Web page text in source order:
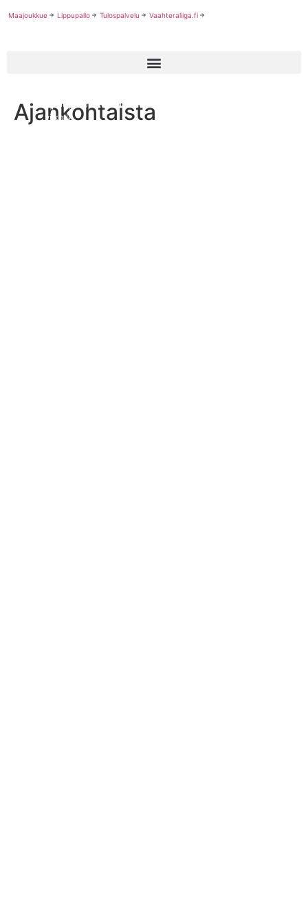
Maajoukkue Lippupallo Tulospalvelu Vaahteraliiga.fi
Ajankohtaista
Lippupallon kesäturnauksissa karsitaan joukkueita SM-
viikolle